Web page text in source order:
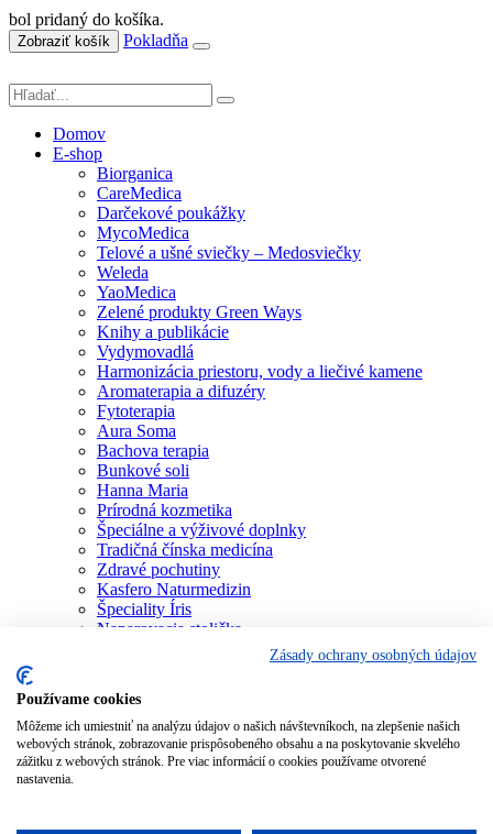
bol pridaný do košíka.
Zobraziť košík Pokladňa
Domov
E-shop
Biorganica
CareMedica
Darčekové poukážky
MycoMedica
Telové a ušné sviečky – Medosviečky
Weleda
YaoMedica
Zelené produkty Green Ways
Knihy a publikácie
Vydymovadlá
Harmonizácia priestoru, vody a liečivé kamene
Aromaterapia a difuzéry
Fytoterapia
Aura Soma
Bachova terapia
Bunkové soli
Hanna Maria
Prírodná kozmetika
Špeciálne a výživové doplnky
Tradičná čínska medicína
Zdravé pochutiny
Kasfero Naturmedizin
Špeciality Íris
Naparovacia stolička
Individuálne poradenstvo
Aura Soma
Bachova terapia
Schüsslerove soli
Aromaterapia
Homeopatia
Theta Healing
Zásady ochrany osobných údajov
Používame cookies
Môžeme ich umiestniť na analýzu údajov o našich návštevníkoch, na zlepšenie našich
webových stránok, zobrazovanie prispôsobeného obsahu a na poskytovanie skvelého
zážitku z webových stránok. Pre viac informácií o cookies používame otvorené
nastavenia.